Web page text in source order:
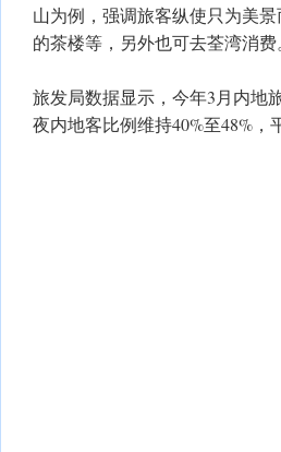
山为例，强调旅客纵使只为美
的茶楼等，另外也可去荃湾消费
旅发局数据显示，今年3月内地
夜内地客比例维持40%至48%，